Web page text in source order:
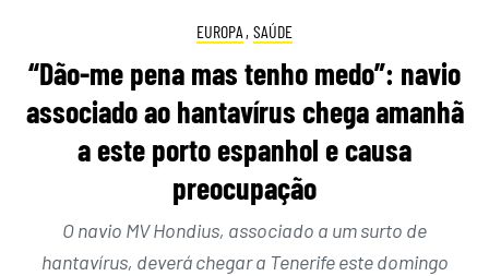
EUROPA , SAÚDE
“Dão-me pena mas tenho medo”: navio
associado ao hantavírus chega amanhã
a este porto espanhol e causa
preocupação
O navio MV Hondius, associado a um surto de
hantavírus, deverá chegar a Tenerife este domingo